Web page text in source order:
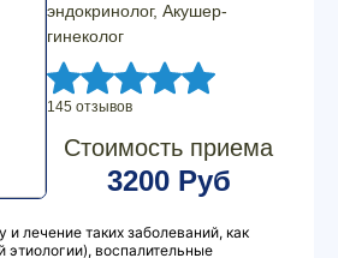
эндокринолог, Акушер-
гинеколог
145 отзывов
Стоимость приема
3200 Руб
и лечение таких заболеваний, как
этиологии), воспалительные